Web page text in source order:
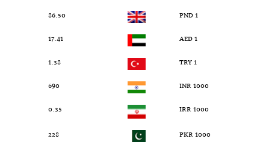
1 PND
86.50
1 AED
17.41
1 TRY
1.38
1000 INR
690
1000 IRR
0.35
1000 PKR
228